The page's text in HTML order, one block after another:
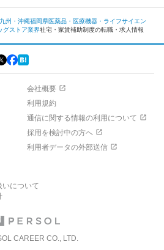
九州・沖縄福岡県医薬品・医療機器・ライフサイエン
グストア業界社宅・家賃補助制度の転職・求人情報
会社概要
利用規約
通信に関する情報の利用について
採用を検討中の方へ
利用者データの外部送信
いについて
CAREER CO., LTD.